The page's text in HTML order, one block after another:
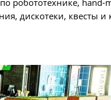
робототехнике, hand-
дискотеки, квесты и